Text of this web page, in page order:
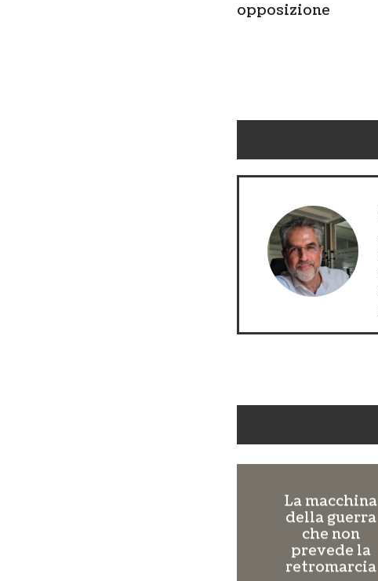
opposizione
La macchina
della guerra
che non
prevede la
retromarcia